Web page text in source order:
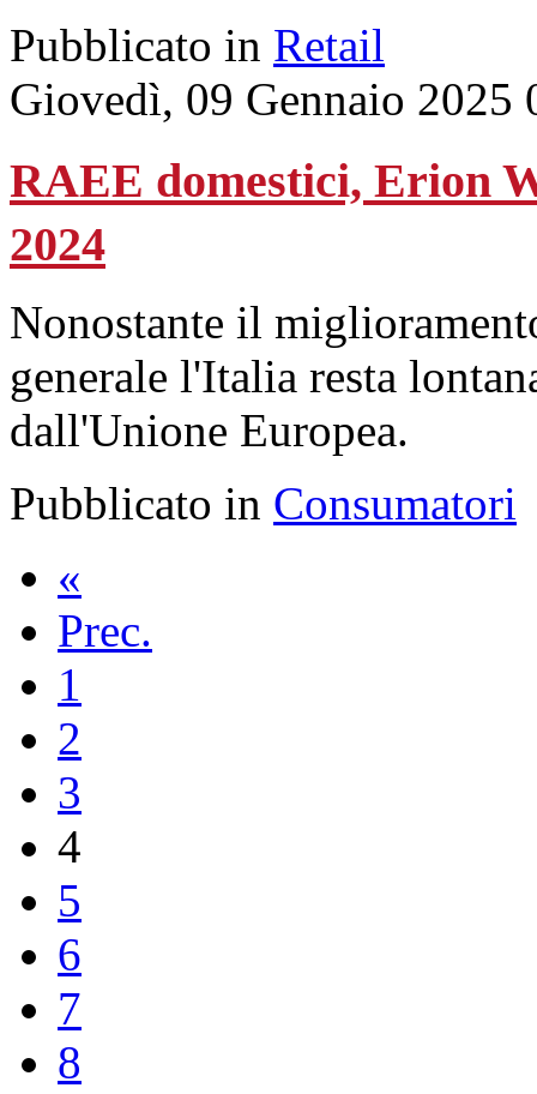
Pubblicato in Retail
Giovedì, 09 Gennaio 2025
RAEE domestici, Erion
2024
Nonostante il
generale l'Italia resta
dall'Unione Europea.
Pubblicato in Consumatori
«
Prec.
1
2
3
4
5
6
7
8